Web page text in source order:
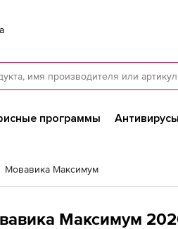
программы
Мовавика Максимум
Максимум